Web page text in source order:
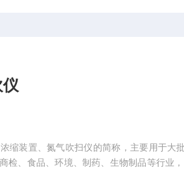
缩装置、氮气吹扫仪的简称，主要用于大
检、食品、环境、制药、生物制品等行业